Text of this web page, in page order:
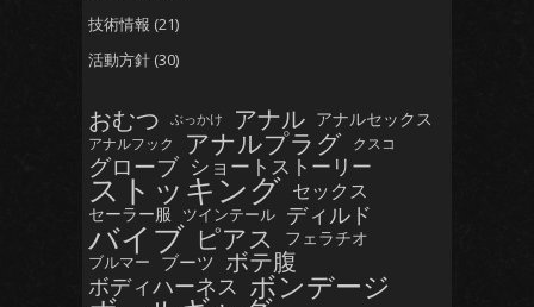
技術情報 (21)
活動方針 (30)
おむつ ぶっかけ アナル アナルセックス
アナルフック アナルプラグ クスコ
グローブ ショートストーリー
ストッキング セックス
セーラー服 ツインテール ディルド
バイブ ピアス フェラチオ
ブルマー ブーツ ボテ腹
ボディハーネス ボンデージ